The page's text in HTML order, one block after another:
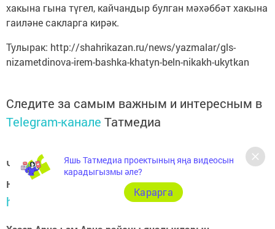
хакына гына түгел, кайчандыр булган мәхәббәт хакына
гаиләне сакларга кирәк.
Тулырак: http://shahrikazan.ru/news/yazmalar/gls-
nizametdinova-irem-bashka-khatyn-beln-nikakh-ukytkan
Следите за самым важным и интересным в
Telegram-канале Татмедиа
Читайте новости Татарстана в
национальном мессенджере MАХ:
https://max.ru/tatmedia
Яшь Татмедиа проектының яңа видеосын
карадыгызмы әле?
Карарга